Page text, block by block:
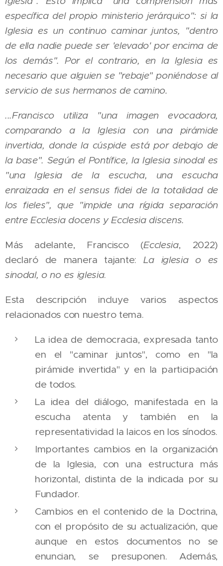
específica del propio ministerio jerárquico": si la
Iglesia es un continuo caminar juntos, "dentro
de ella nadie puede ser 'elevado' por encima de
los demás". Por el contrario, en la Iglesia es
necesario que alguien se "rebaje" poniéndose al
servicio de sus hermanos de camino.
...Francisco utiliza "una imagen evocadora,
comparando a la Iglesia con una pirámide
invertida, donde la cúspide está por debajo de
la base". Según el Pontífice, la Iglesia sinodal es
"una Iglesia de la escucha, una escucha
enraizada en el sensus fidei de la totalidad de
los fieles", que "impide una rígida separación
entre Ecclesia docens y Ecclesia discens.
Más adelante, Francisco (Ecclesia, 2022)
declaró de manera tajante: La iglesia o es
sinodal, o no es iglesia.
Esta descripción incluye varios aspectos
relacionados con nuestro tema.
La idea de democracia, expresada tanto
en el "caminar juntos", como en "la
pirámide invertida" y en la participación
de todos.
La idea del diálogo, manifestada en la
escucha atenta y también en la
representatividad la laicos en los sínodos.
Importantes cambios en la organización
de la Iglesia, con una estructura más
horizontal, distinta de la indicada por su
Fundador.
Cambios en el contenido de la Doctrina,
con el propósito de su actualización, que
aunque en estos documentos no se
enuncian, se presuponen. Además,